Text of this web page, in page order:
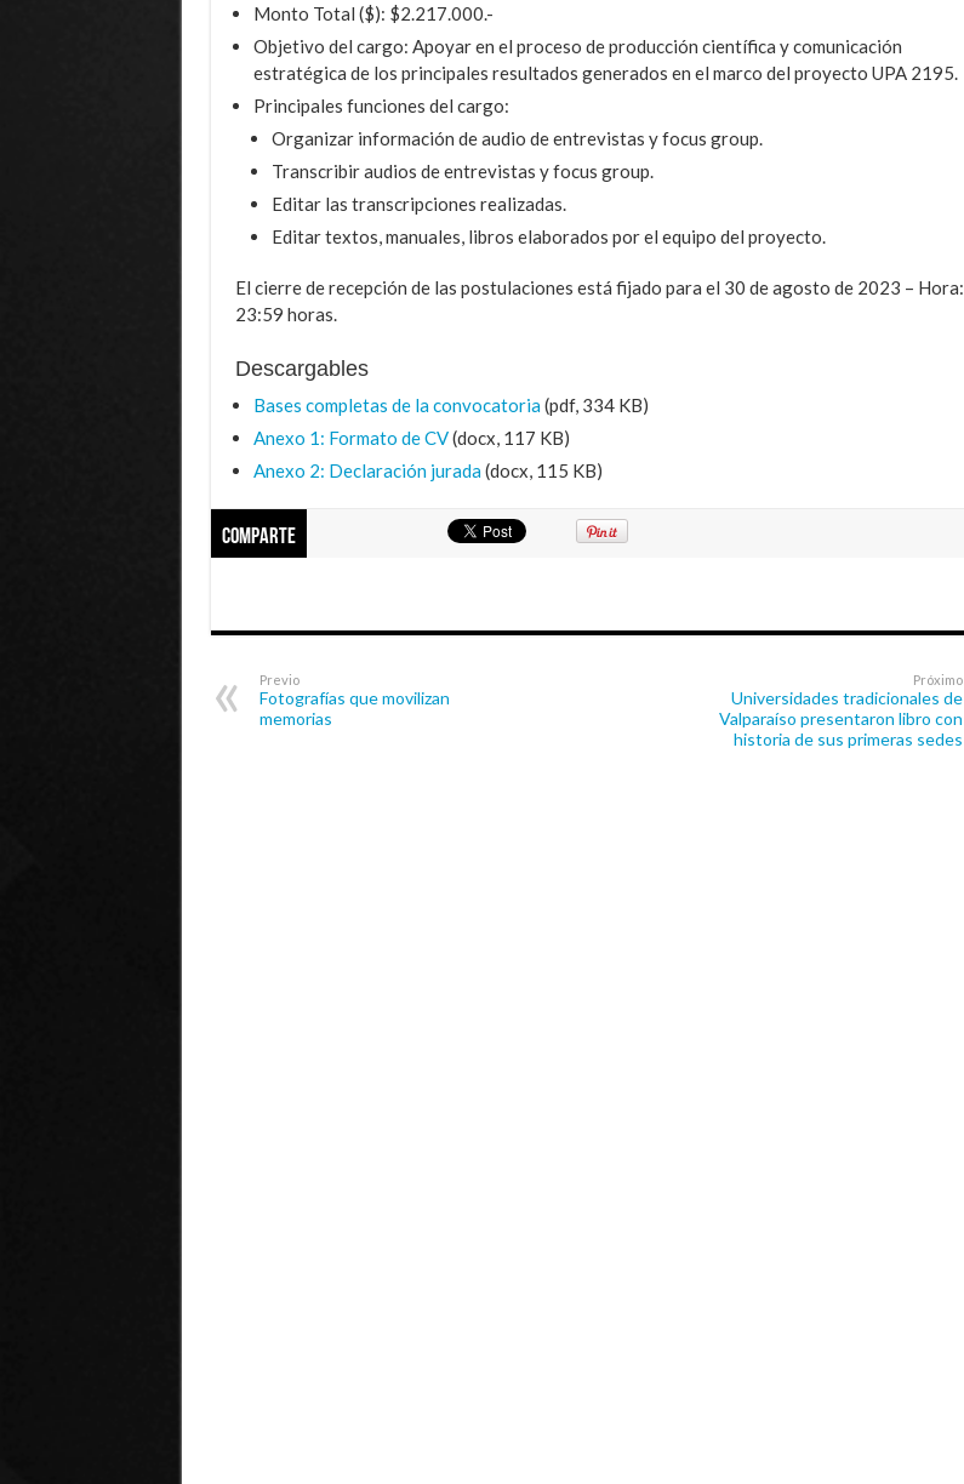
Monto Total ($): $2.217.000.-
Objetivo del cargo: Apoyar en el proceso de producción científica y comunicación
estratégica de los principales resultados generados en el marco del proyecto UPA 2195.
Principales funciones del cargo:
Organizar información de audio de entrevistas y focus group.
Transcribir audios de entrevistas y focus group.
Editar las transcripciones realizadas.
Editar textos, manuales, libros elaborados por el equipo del proyecto.
El cierre de recepción de las postulaciones está fijado para el 30 de agosto de 2023 – Hora:
23:59 horas.
Descargables
Bases completas de la convocatoria(pdf, 334 KB)
Anexo 1: Formato de CV(docx, 117 KB)
Anexo 2: Declaración jurada(docx, 115 KB)
Comparte
Previo
Fotografías que movilizan
memorias
Próximo
Universidades tradicionales de
Valparaíso presentaron libro con
historia de sus primeras sedes